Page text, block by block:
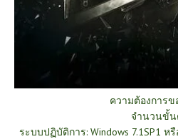
ความต้องการข
จำนวนขั้น
ระบบปฏิบัติการ: Windows 7.1SP1